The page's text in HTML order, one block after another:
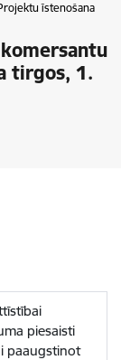
īstenošana
tirgos, 1.
piesaisti
paaugstinot